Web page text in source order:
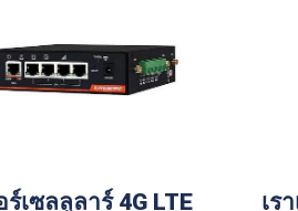
ร์เซลลูลาร์ 4G LTE
เร